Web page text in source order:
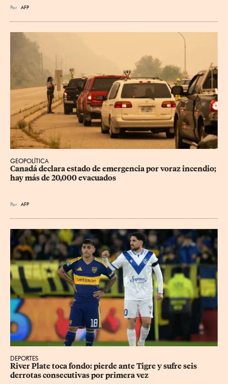
Por AFP
GEOPOLÍTICA
Canadá declara estado de emergencia por voraz incendio;
hay más de 20,000 evacuados
Por AFP
DEPORTES
River Plate toca fondo: pierde ante Tigre y sufre seis
derrotas consecutivas por primera vez